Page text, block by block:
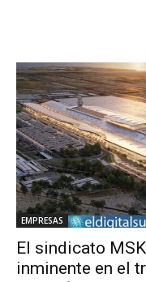
EMPRESAS
El sindicato
inminente en el